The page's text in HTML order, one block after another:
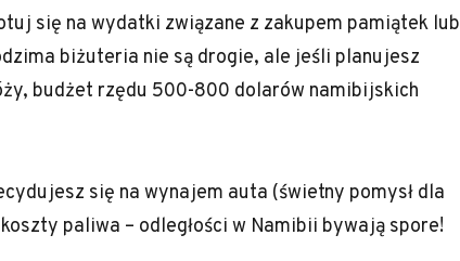
się na wydatki związane z zakupem pamiątek lub
biżuteria nie są drogie, ale jeśli planujesz
budżet rzędu 500-800 dolarów namibijskich
się na wynajem auta (świetny pomysł dla
paliwa – odległości w Namibii bywają spore!